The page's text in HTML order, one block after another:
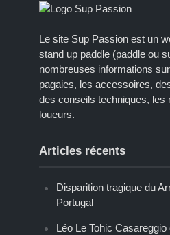
Le site Sup Passion est un
stand up paddle (paddle ou
nombreuses informations
pagaies, les accessoires,
des conseils techniques, les
loueurs.
Articles récents
Disparition tragique du
Portugal
Léo Le Tohic Casareggio